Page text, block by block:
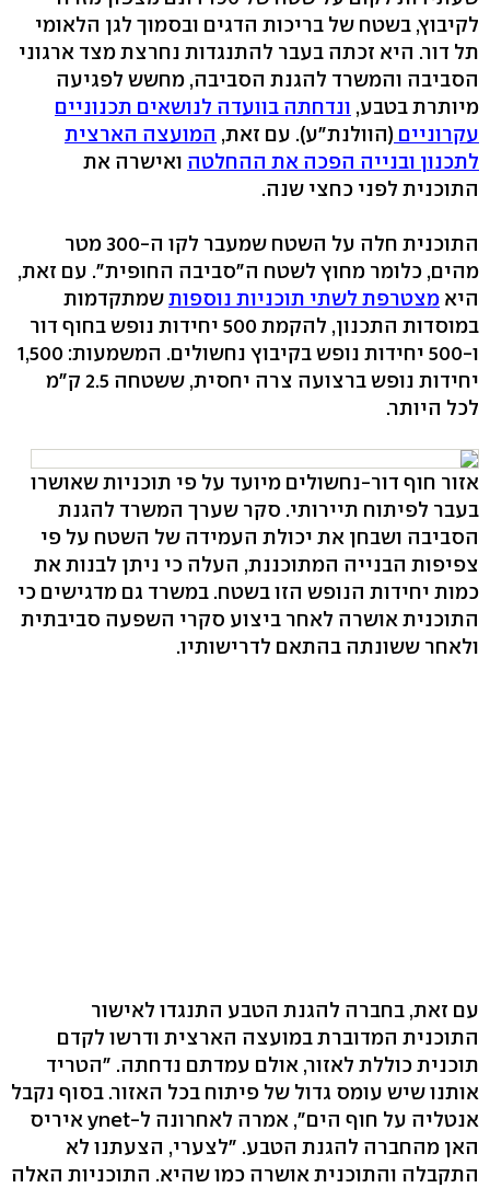
לקיבוץ, בשטח של בריכות הדגים ובסמוך לגן הלאומי
תל דור. היא זכתה בעבר להתנגדות נחרצת מצד ארגוני
הסביבה והמשרד להגנת הסביבה, מחשש לפגיעה
מיותרת בטבע, ונדחתה בוועדה לנושאים תכנוניים
עקרוניים (הוולנת"ע). עם זאת, המועצה הארצית
לתכנון ובנייה הפכה את ההחלטה ואישרה את
התוכנית לפני כחצי שנה.
התוכנית חלה על השטח שמעבר לקו ה-300 מטר
מהים, כלומר מחוץ לשטח ה"סביבה החופית". עם זאת,
היא מצטרפת לשתי תוכניות נוספותשמתקדמות
במוסדות התכנון, להקמת 500 יחידות נופש בחוף דור
ו-500 יחידות נופש בקיבוץ נחשולים. המשמעות: 1,500
יחידות נופש ברצועה צרה יחסית, ששטחה 2.5 ק"מ
לכל היותר.
אזור חוף דור-נחשולים מיועד על פי תוכניות שאושרו
בעבר לפיתוח תיירותי. סקר שערך המשרד להגנת
הסביבה ושבחן את יכולת העמידה של השטח על פי
צפיפות הבנייה המתוכננת, העלה כי ניתן לבנות את
כמות יחידות הנופש הזו בשטח. במשרד גם מדגישים כי
התוכנית אושרה לאחר ביצוע סקרי השפעה סביבתית
ולאחר ששונתה בהתאם לדרישותיו.
עם זאת, בחברה להגנת הטבע התנגדו לאישור
התוכנית המדוברת במועצה הארצית ודרשו לקדם
תוכנית כוללת לאזור, אולם עמדתם נדחתה. "הטריד
אותנו שיש עומס גדול של פיתוח בכל האזור. בסוף נקבל
אנטליה על חוף הים", אמרה לאחרונה ל-ynet איריס
האן מהחברה להגנת הטבע. "לצערי, הצעתנו לא
התקבלה והתוכנית אושרה כמו שהיא. התוכניות האלה